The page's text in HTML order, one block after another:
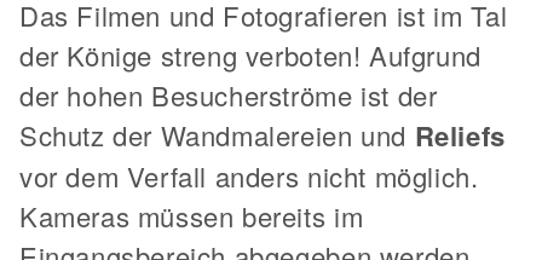
Das Filmen und Fotografieren ist im Tal
der Könige streng verboten! Aufgrund
der hohen Besucherströme ist der
Schutz der Wandmalereien und Reliefs
vor dem Verfall anders nicht möglich.
Kameras müssen bereits im